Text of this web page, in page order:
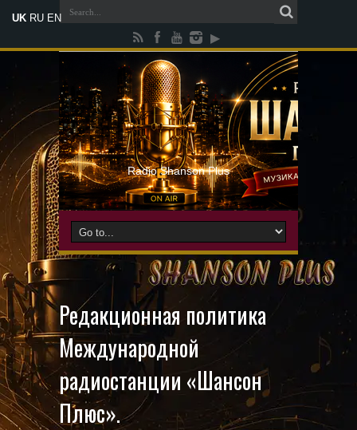
Radio Shanson Plus
Редакционная политика
Международной
радиостанции «Шансон
Плюс».
UK RU EN